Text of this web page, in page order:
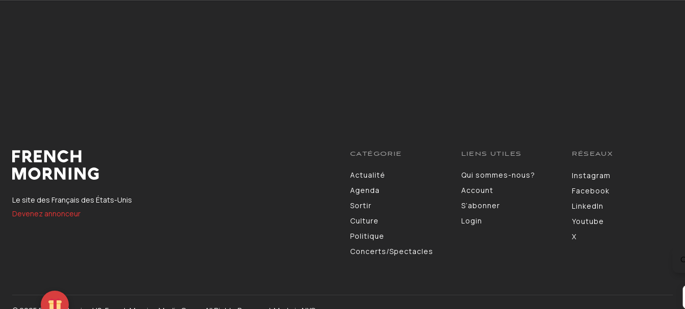
Le site des Français des États-Unis
Devenez annonceur
CATÉGORIE
Actualité
Agenda
Sortir
Culture
Politique
Concerts/Spectacles
LIENS UTILES
Qui sommes-nous?
Account
S’abonner
Login
RÉSEAUX
Instagram
Facebook
LinkedIn
Youtube
X